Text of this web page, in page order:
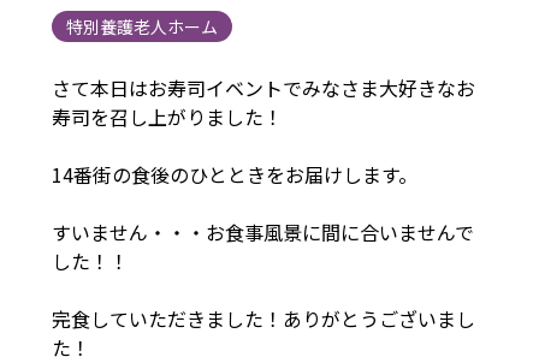
特別養護老人ホーム
さて本日はお寿司イベントでみなさま大好きなお
寿司を召し上がりました！
14番街の食後のひとときをお届けします。
すいません・・・お食事風景に間に合いませんで
した！！
完食していただきました！ありがとうございまし
た！